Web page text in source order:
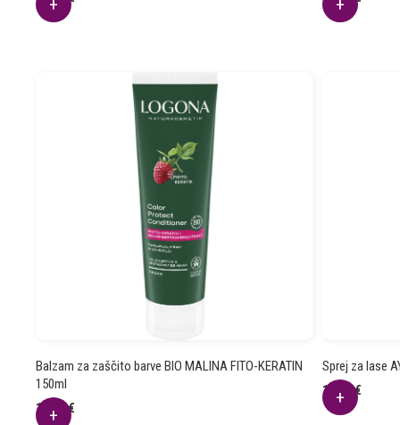
Balzam za zaščito barve BIO MALINA FITO-KERATIN
150ml
10.14€
Sprej za lase
12.20€